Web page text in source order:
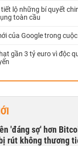
tiết lộ những bí quyết
toàn cầu
của Google trong
gần 3 tỷ euro vì độc
'đáng sợ' hơn
rút không thương